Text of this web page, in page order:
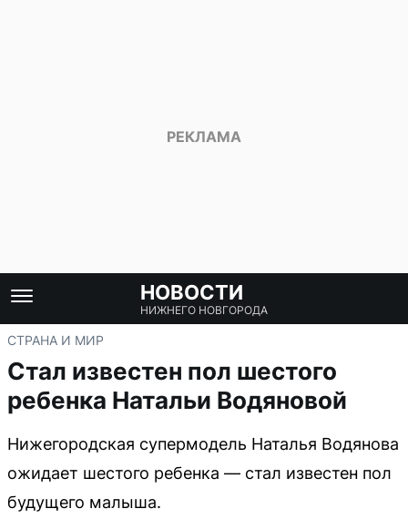
НОВОСТИ
НИЖНЕГО НОВГОРОДА
СТРАНА И МИР
Стал известен пол шестого
ребенка Натальи Водяновой
Нижегородская супермодель Наталья Водянова
ожидает шестого ребенка — стал известен пол
будущего малыша.